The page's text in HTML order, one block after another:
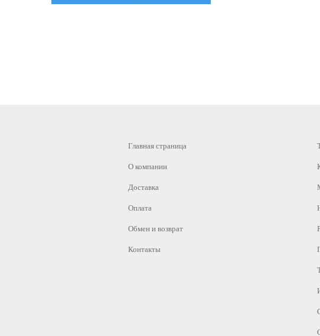
Главная страница
О компании
Доставка
Оплата
Обмен и возврат
Контакты